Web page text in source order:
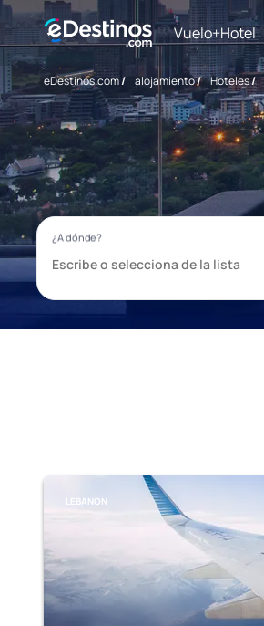
Vuelo+Hotel
eDestinos.com/ alojamiento/ Hoteles/
LEBANON